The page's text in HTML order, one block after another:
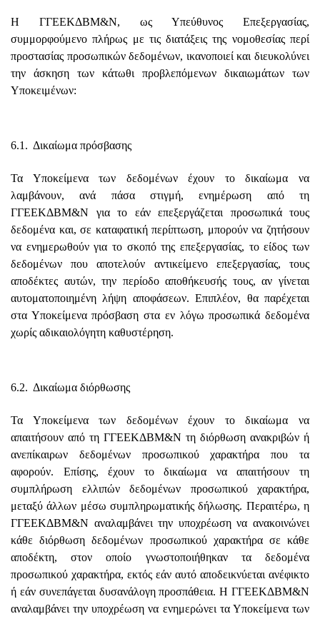
Η ΓΓΕΕΚΔΒΜ&Ν, ως Υπεύθυνος Επεξεργασίας,
συμμορφούμενο πλήρως με τις διατάξεις της νομοθεσίας περί
προστασίας προσωπικών δεδομένων, ικανοποιεί και διευκολύνει
την άσκηση των κάτωθι προβλεπόμενων δικαιωμάτων των
Υποκειμένων:
6.1. Δικαίωμα πρόσβασης
Τα Υποκείμενα των δεδομένων έχουν το δικαίωμα να
λαμβάνουν, ανά πάσα στιγμή, ενημέρωση από τη
ΓΓΕΕΚΔΒΜ&Ν για το εάν επεξεργάζεται προσωπικά τους
δεδομένα και, σε καταφατική περίπτωση, μπορούν να ζητήσουν
να ενημερωθούν για το σκοπό της επεξεργασίας, το είδος των
δεδομένων που αποτελούν αντικείμενο επεξεργασίας, τους
αποδέκτες αυτών, την περίοδο αποθήκευσής τους, αν γίνεται
αυτοματοποιημένη λήψη αποφάσεων. Επιπλέον, θα παρέχεται
στα Υποκείμενα πρόσβαση στα εν λόγω προσωπικά δεδομένα
χωρίς αδικαιολόγητη καθυστέρηση.
6.2. Δικαίωμα διόρθωσης
Τα Υποκείμενα των δεδομένων έχουν το δικαίωμα να
απαιτήσουν από τη ΓΓΕΕΚΔΒΜ&Ν τη διόρθωση ανακριβών ή
ανεπίκαιρων δεδομένων προσωπικού χαρακτήρα που τα
αφορούν. Επίσης, έχουν το δικαίωμα να απαιτήσουν τη
συμπλήρωση ελλιπών δεδομένων προσωπικού χαρακτήρα,
μεταξύ άλλων μέσω συμπληρωματικής δήλωσης. Περαιτέρω, η
ΓΓΕΕΚΔΒΜ&Ν αναλαμβάνει την υποχρέωση να ανακοινώνει
κάθε διόρθωση δεδομένων προσωπικού χαρακτήρα σε κάθε
αποδέκτη, στον οποίο γνωστοποιήθηκαν τα δεδομένα
προσωπικού χαρακτήρα, εκτός εάν αυτό αποδεικνύεται ανέφικτο
ή εάν συνεπάγεται δυσανάλογη προσπάθεια. Η ΓΓΕΕΚΔΒΜ&Ν
αναλαμβάνει την υποχρέωση να ενημερώνει τα Υποκείμενα των